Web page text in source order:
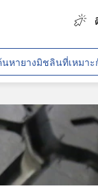
การ
การข
การ
งาน
เหมือ
นหายางมิชลินที่เหมา